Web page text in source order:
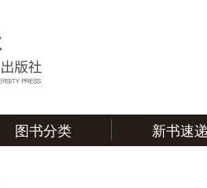
图书分类 新书速